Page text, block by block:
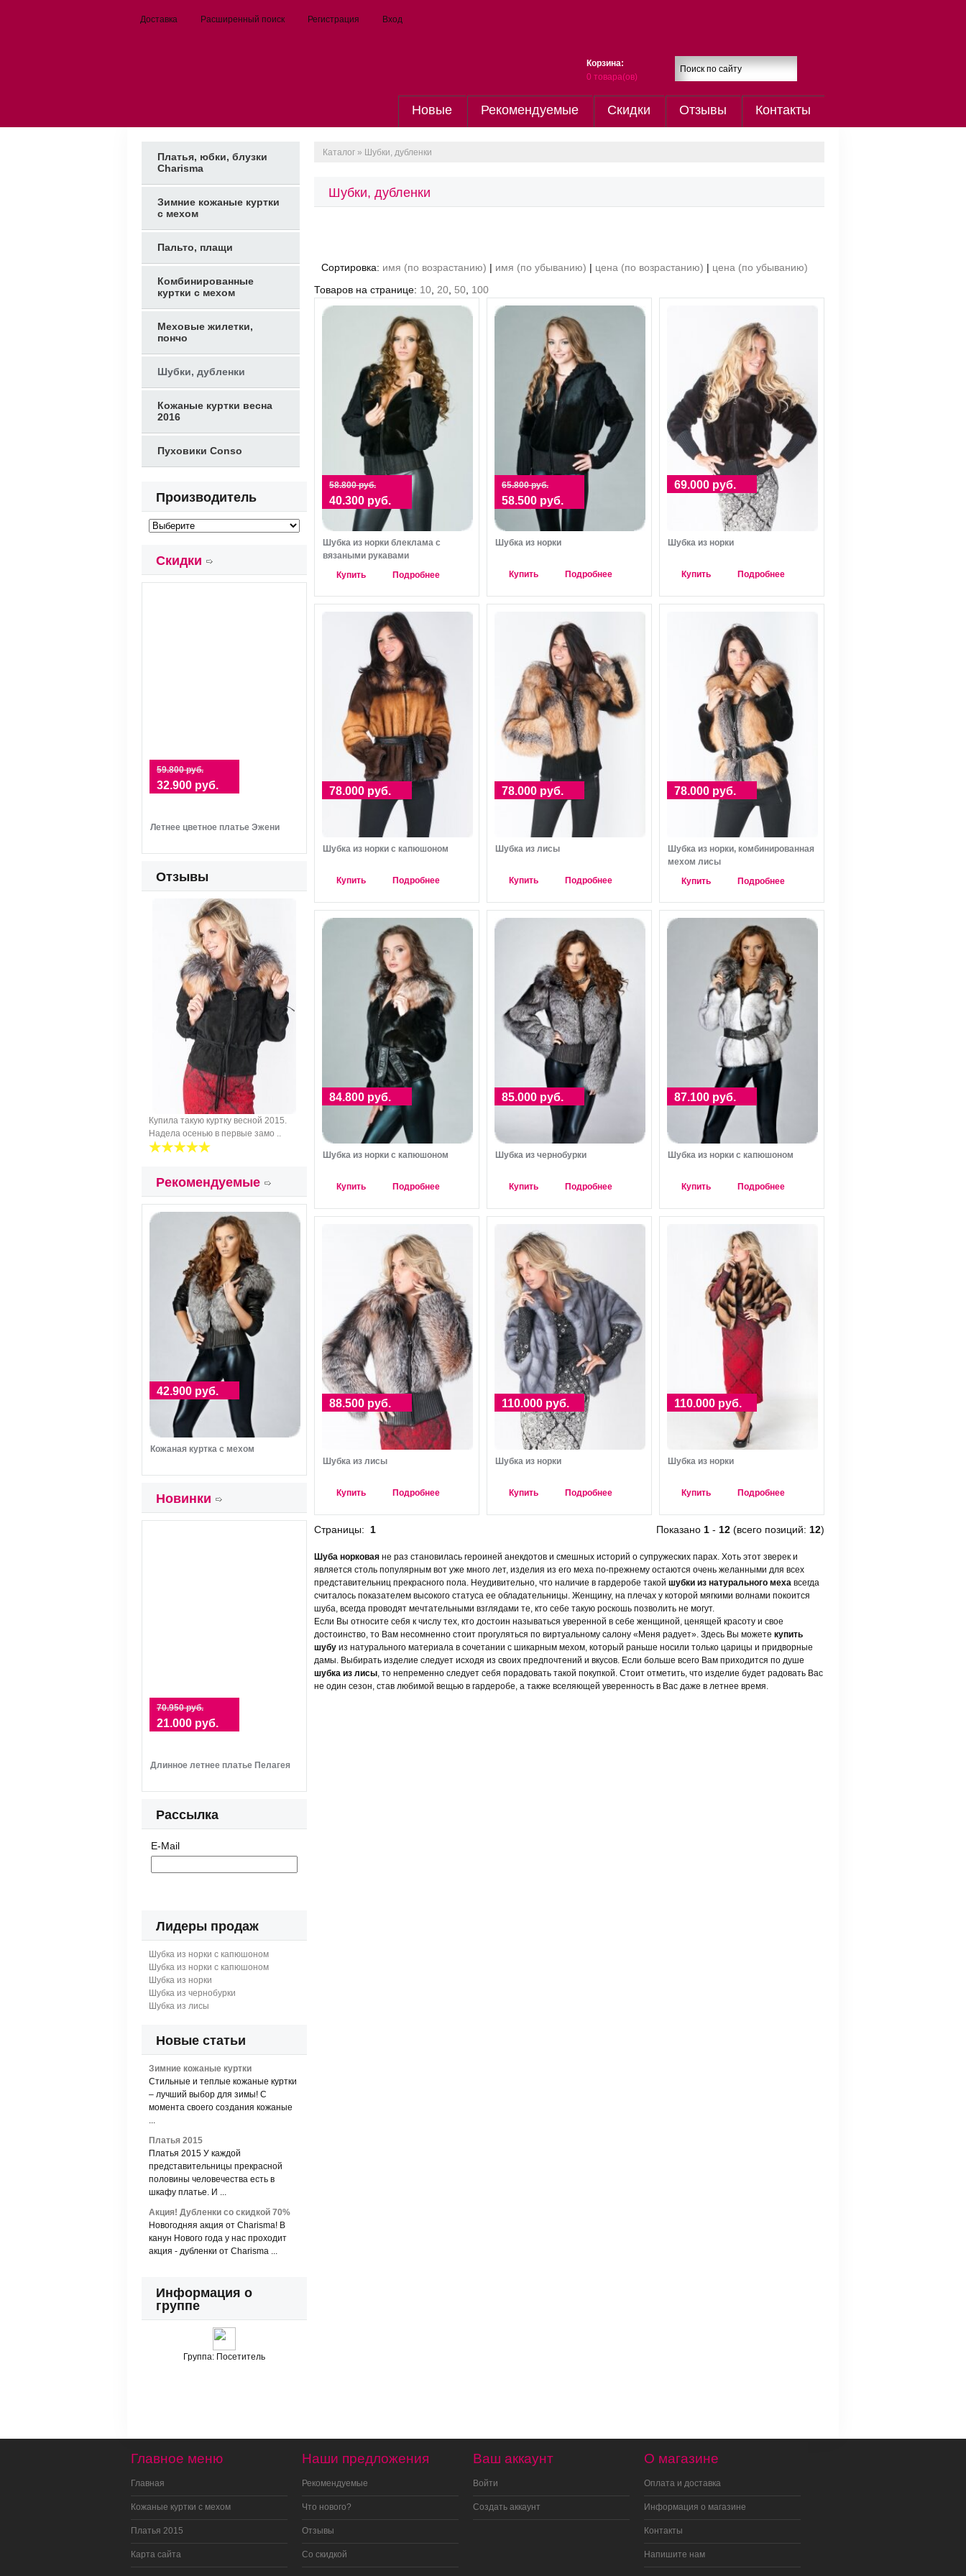
Доставка Расширенный поиск Регистрация Вход
Новые Рекомендуемые Скидки Отзывы Контакты
Корзина:
0 товара(ов)
Каталог » Шубки, дубленки
Шубки, дубленки
Сортировка: имя (по возрастанию) | имя (по убыванию) | цена (по возрастанию) | цена (по убыванию)
Товаров на странице: 10 20 50 100
58.800 руб.
40.300 руб.
Шубка из норки блеклама с
вязаными рукавами
Купить
Подробнее
65.800 руб.
58.500 руб.
Шубка из норки
Купить Подробнее
69.000 руб.
Шубка из норки
Купить Подробнее
78.000 руб.
Шубка из норки с капюшоном
Купить Подробнее
78.000 руб.
Шубка из лисы
Купить Подробнее
78.000 руб.
Шубка из норки, комбинированная
мехом лисы
Купить
Подробнее
84.800 руб.
Шубка из норки с капюшоном
Купить Подробнее
85.000 руб.
Шубка из чернобурки
Купить Подробнее
87.100 руб.
Шубка из норки с капюшоном
Купить Подробнее
88.500 руб.
Шубка из лисы
Купить Подробнее
110.000 руб.
Шубка из норки
Купить Подробнее
110.000 руб.
Шубка из норки
Купить Подробнее
Страницы: 1 Показано 1 - 12 (всего позиций: 12)
Шуба норковая не раз становилась героиней анекдотов и смешных историй о супружеских парах. Хоть этот зверек и
является столь популярным вот уже много лет, изделия из его меха по-прежнему остаются очень желанными для всех
представительниц прекрасного пола. Неудивительно, что наличие в гардеробе такой шубки из натурального меха всегда
считалось показателем высокого статуса ее обладательницы. Женщину, на плечах у которой мягкими волнами покоится
шуба, всегда проводят мечтательными взглядами те, кто себе такую роскошь позволить не могут.
Если Вы относите себя к числу тех, кто достоин называться уверенной в себе женщиной, ценящей красоту и свое
достоинство, то Вам несомненно стоит прогуляться по виртуальному салону «Меня радует». Здесь Вы можете купить
шубу из натурального материала в сочетании с шикарным мехом, который раньше носили только царицы и придворные
дамы. Выбирать изделие следует исходя из своих предпочтений и вкусов. Если больше всего Вам приходится по душе
шубка из лисы, то непременно следует себя порадовать такой покупкой. Стоит отметить, что изделие будет радовать Вас
не один сезон, став любимой вещью в гардеробе, а также вселяющей уверенность в Вас даже в летнее время.
Платья, юбки, блузки
Charisma
Зимние кожаные куртки
с мехом
Пальто, плащи
Комбинированные
куртки с мехом
Меховые жилетки,
пончо
Шубки, дубленки
Кожаные куртки весна
2016
Пуховики Conso
Производитель
Скидки
59.800 руб.
32.900 руб.
Летнее цветное платье Эжени
Отзывы
Купила такую куртку весной 2015.
Надела осенью в первые замо ..
Рекомендуемые
42.900 руб.
Кожаная куртка с мехом
Новинки
70.950 руб.
21.000 руб.
Длинное летнее платье Пелагея
Рассылка
E-Mail
Лидеры продаж
Шубка из норки с капюшоном
Шубка из норки с капюшоном
Шубка из норки
Шубка из чернобурки
Шубка из лисы
Новые статьи
Зимние кожаные куртки
Стильные и теплые кожаные куртки
– лучший выбор для зимы! С
момента своего создания кожаные
...
Платья 2015
Платья 2015 У каждой
представительницы прекрасной
половины человечества есть в
шкафу платье. И ...
Акция! Дубленки со скидкой 70%
Новогодняя акция от Charisma! В
канун Нового года у нас проходит
акция - дубленки от Charisma ...
Информация о
группе
Группа: Посетитель
Главное меню
Главная
Кожаные куртки с мехом
Платья 2015
Карта сайта
Наши предложения
Рекомендуемые
Что нового?
Отзывы
Со скидкой
Ваш аккаунт
Войти
Создать аккаунт
О магазине
Оплата и доставка
Информация о магазине
Контакты
Напишите нам